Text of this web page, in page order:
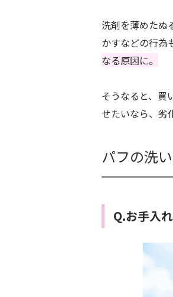
洗剤を薄めたぬ
かすなどの行為
なる原因に。
そうなると、買
せたいなら、劣
パフの洗
Q.お手入